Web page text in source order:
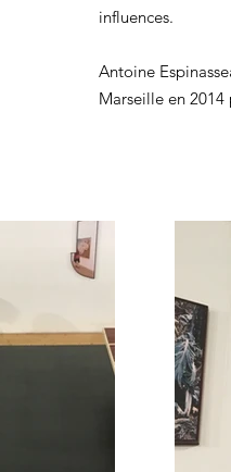
influences.
Antoine
Marseille en